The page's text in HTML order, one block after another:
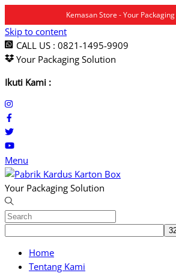
Kemasan Store - Your
Skip to content
CALL US : 0821-1495-9909
Your Packaging Solution
Ikuti Kami :
Menu
Your Packaging Solution
Home
Tentang Kami